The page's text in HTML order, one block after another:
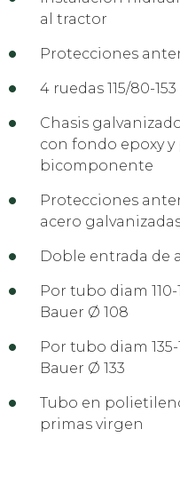
al tractor
Protecciones
4 ruedas 115/80-153
Chasis
con fondo epoxy
bicomponente
Protecciones
acero
Doble entrada de
Por tubo diam
Bauer Ø 108
Por tubo diam
Bauer Ø 133
Tubo en
primas virgen